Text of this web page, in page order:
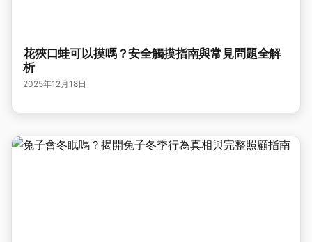
花狹口蛙可以摸嗎？安全觸摸指南與常見問題全解
析
2025年12月18日